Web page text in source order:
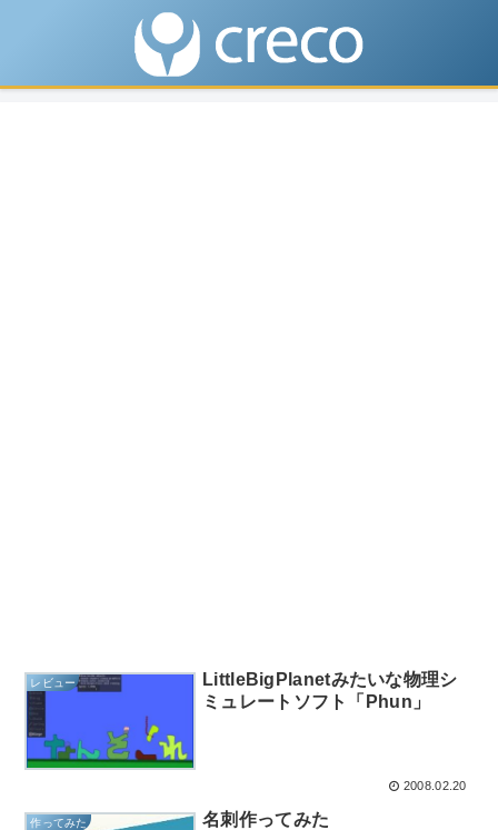
レビュー
LittleBigPlanetみたいな物理シ
ミュレートソフト「Phun」
2008.02.20
作ってみた 名刺作ってみた